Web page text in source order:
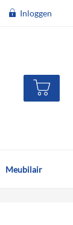
Inloggen
Meubilair